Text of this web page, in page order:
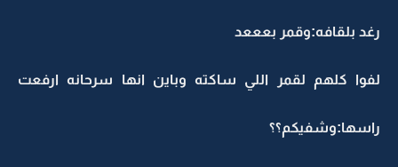
رغد بلقافه:وقمر بعععد
لفوا كلهم لقمر اللي ساكته وباين انها سرحانه ارفعت
راسها:وشفيكم؟؟